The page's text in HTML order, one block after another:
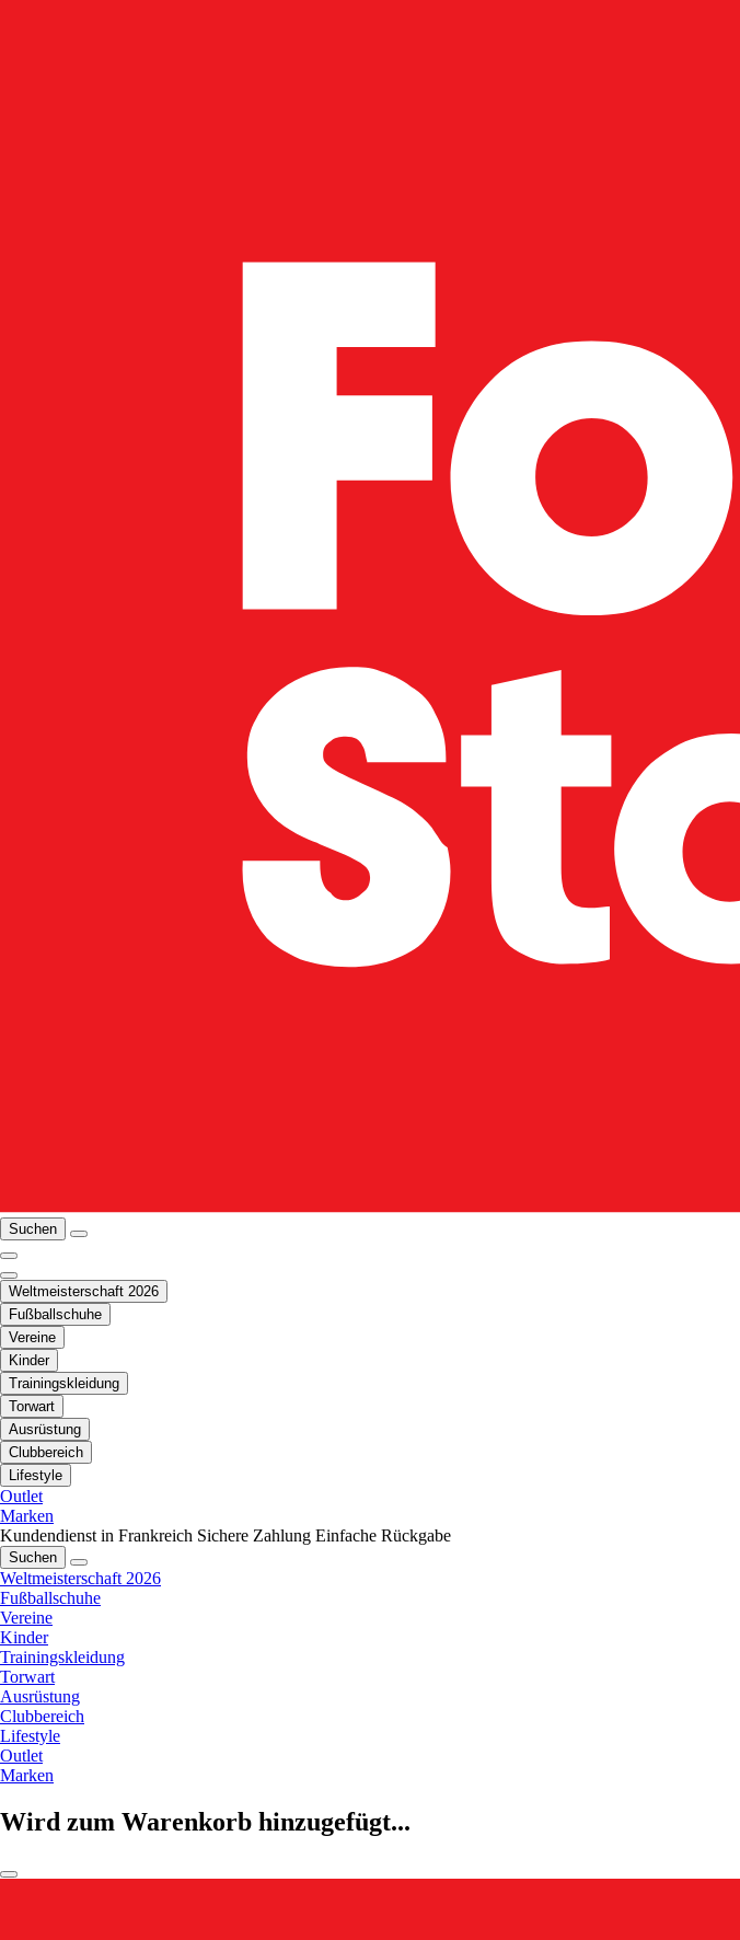
Suchen
Weltmeisterschaft 2026
Fußballschuhe
Vereine
Kinder
Trainingskleidung
Torwart
Ausrüstung
Clubbereich
Lifestyle
Outlet
Marken
Kundendienst in Frankreich Sichere Zahlung Einfache Rückgabe
Suchen
Weltmeisterschaft 2026
Fußballschuhe
Vereine
Kinder
Trainingskleidung
Torwart
Ausrüstung
Clubbereich
Lifestyle
Outlet
Marken
Wird zum Warenkorb hinzugefügt...